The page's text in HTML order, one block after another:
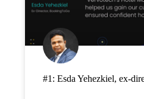
#1: Esda Yehezkiel, ex-